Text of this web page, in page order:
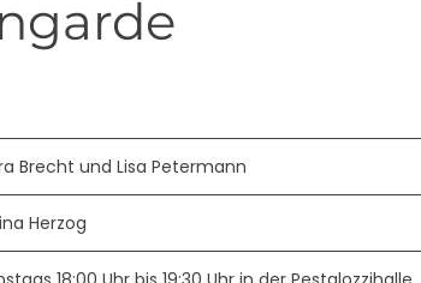
Brecht und Lisa Petermann
Herzog